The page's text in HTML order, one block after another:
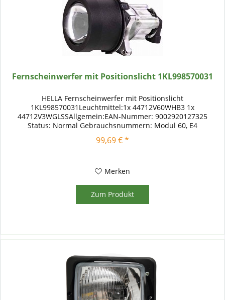
Fernscheinwerfer mit Positionslicht 1KL998570031
HELLA Fernscheinwerfer mit Positionslicht
1KL998570031Leuchtmittel:1x 44712V60WHB3 1x
44712V3WGLSSAllgemein:EAN-Nummer: 9002920127325
Status: Normal Gebrauchsnummern: Modul 60, E4
10892Kriterien:Lampenart: HB3 Lampenart: W3W
Nennspannung...
99,69 € *
Merken
Zum Produkt